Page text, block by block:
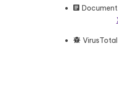
Document
VirusTotal
Theme WordPress Theme số